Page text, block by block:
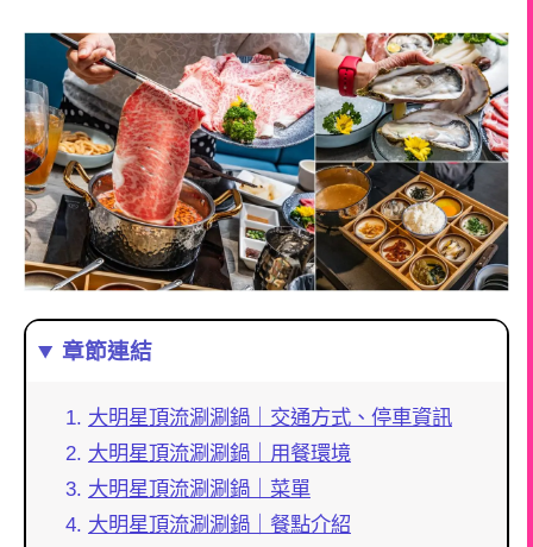
章節連結
大明星頂流涮涮鍋｜交通方式、停車資訊
大明星頂流涮涮鍋｜用餐環境
大明星頂流涮涮鍋｜菜單
大明星頂流涮涮鍋｜餐點介紹